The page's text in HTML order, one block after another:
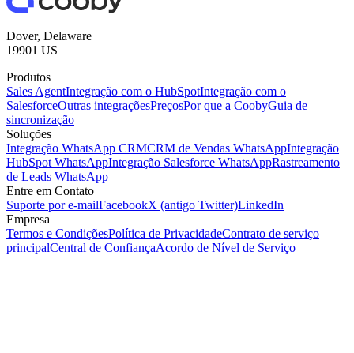
Dover, Delaware
19901 US
Produtos
Sales AgentIntegração com o HubSpotIntegração com o
SalesforceOutras integraçõesPreçosPor que a CoobyGuia de
sincronização
Soluções
Integração WhatsApp CRMCRM de Vendas WhatsAppIntegração
HubSpot WhatsAppIntegração Salesforce WhatsAppRastreamento
de Leads WhatsApp
Entre em Contato
Suporte por e-mailFacebookX (antigo Twitter)LinkedIn
Empresa
Termos e CondiçõesPolítica de PrivacidadeContrato de serviço
principalCentral de ConfiançaAcordo de Nível de Serviço